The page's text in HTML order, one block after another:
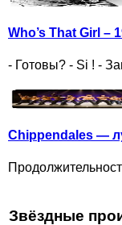
Who’s That Girl –
- Готовы? - Si ! -
Chippendales —
Звёздные